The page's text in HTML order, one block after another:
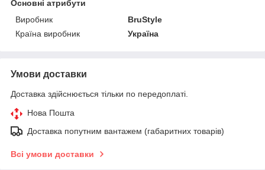
Основні атрибути
Виробник
BruStyle
Країна виробник
Україна
Умови доставки
Доставка здійснюється тільки по передоплаті.
Нова Пошта
Доставка попутним вантажем (габаритних товарів)
Всі умови доставки